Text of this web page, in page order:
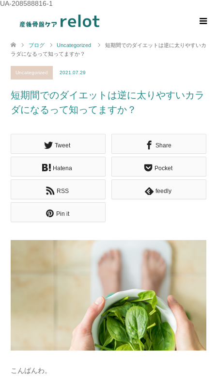
UA-208588816-1
ブログ Uncategorized
短期間でのダイエットは逆に太りやすいカ
ラダになるって知ってますか？
Uncategorized 2021.07.29
短期間でのダイエットは逆に太りやすいカラ
ダになるって知ってますか？
Tweet Share
Hatena Pocket
RSS feedly
Pin it
こんばんわ。